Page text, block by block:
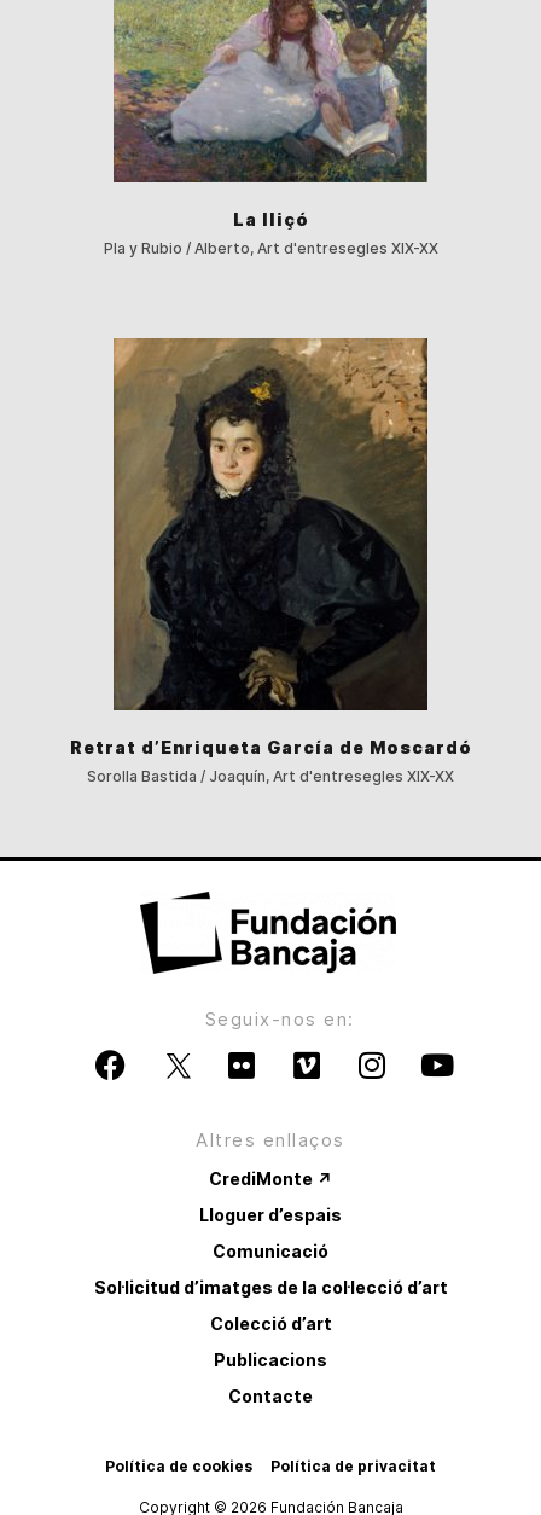
La lliçó
Pla y Rubio / Alberto, Art d'entresegles XIX-XX
Retrat d’Enriqueta García de Moscardó
Sorolla Bastida / Joaquín, Art d'entresegles XIX-XX
Seguix-nos en:
Altres enllaços
CrediMonte ↗
Lloguer d’espais
Comunicació
Sol·licitud d’imatges de la col·lecció d’art
Colecció d’art
Publicacions
Contacte
Política de cookies Política de privacitat
Copyright © 2026 Fundación Bancaja